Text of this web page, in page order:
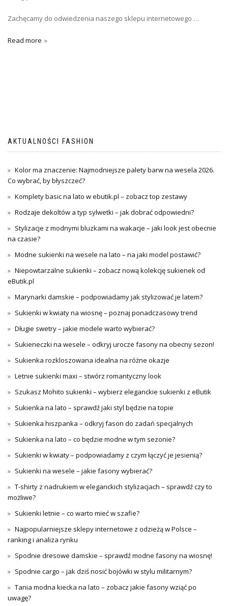
Zachęcamy do odwiedzenia naszego sklepu internetowego …
Read more
AKTUALNOŚCI FASHION
Kolor ma znaczenie: Najmodniejsze palety barw na wesela 2026.
Co wybrać, by błyszczeć?
Komplety basic na lato w ebutik.pl – zobacz top zestawy
Rodzaje dekoltów a typ sylwetki – jak dobrać odpowiedni?
Stylizacje z modnymi bluzkami na wakacje – jaki look jest obecnie
na czasie?
Modne sukienki na wesele na lato – na jaki model postawić?
Niepowtarzalne sukienki – zobacz nową kolekcję sukienek od
eButik.pl
Marynarki damskie – podpowiadamy jak stylizować je latem?
Sukienki w kwiaty na wiosnę – poznaj ponadczasowy trend
Długie swetry – jakie modele warto wybierać?
Sukieneczki na wesele – odkryj urocze fasony na obecny sezon!
Sukienka rozkloszowana idealna na różne okazje
Letnie sukienki maxi – stwórz romantyczny look
Szukasz Mohito sukienki – wybierz eleganckie sukienki z eButik
Sukienka na lato – sprawdź jaki styl będzie na topie
Sukienka hiszpanka – odkryj fason do zadań specjalnych
Sukienka na lato – co będzie modne w tym sezonie?
Sukienki w kwiaty – podpowiadamy z czym łączyć je jesienią?
Sukienki na wesele – jakie fasony wybierać?
T-shirty z nadrukiem w eleganckich stylizacjach – sprawdź czy to
możliwe?
Sukienki letnie – co warto mieć w szafie?
Najpopularniejsze sklepy internetowe z odzieżą w Polsce –
ranking i analiza rynku
Spodnie dresowe damskie – sprawdź modne fasony na wiosnę!
Spodnie cargo – jak dziś nosić bojówki w stylu militarnym?
Tania modna kiecka na lato – zobacz jakie fasony wziąć po
uwagę?